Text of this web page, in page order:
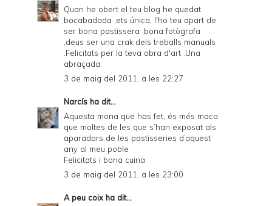
Quan he obert el teu blog he quedat
bocabadada ,ets única, l'ho teu apart de
ser bona pastissera ,bona fotògrafa
,deus ser una crak dels treballs manuals
.Felicitats per la teva obra d'art .Una
abraçada.
3 de maig del 2011, a les 22:27
Narcís ha dit...
Aquesta mona que has fet, és més maca
que moltes de les que s’han exposat als
aparadors de les pastisseries d’aquest
any al meu poble
Felicitats i bona cuina
3 de maig del 2011, a les 23:00
A peu coix ha dit...